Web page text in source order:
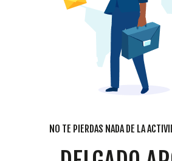
NO TE PIERDAS NADA DE LA